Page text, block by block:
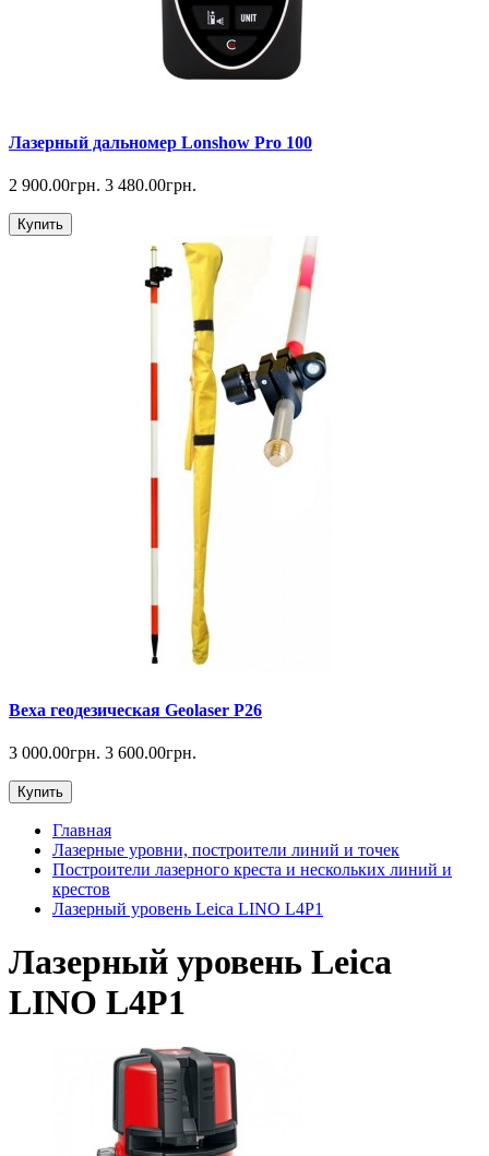
Лазерный дальномер Lonshow Pro 100
2 900.00грн. 3 480.00грн.
Купить
Веха геодезическая Geolaser P26
3 000.00грн. 3 600.00грн.
Купить
Главная
Лазерные уровни, построители линий и точек
Построители лазерного креста и нескольких линий и
крестов
Лазерный уровень Leica LINO L4P1
Лазерный уровень Leica
LINO L4P1